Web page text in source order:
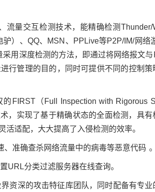
流量交互检测技术，能精确检测Thunder/
）、QQ、MSN、PPLive等P2P/IM/网络
用深度检测的方法，即通过将网络报文与
行管理的目的，同时可提供不同的控制策
FIRST（Full Inspection with Rigorous
，实现了基于精确状态的全面检测，具有
适配，大大提高了入侵检测的效率。
准确查杀网络流量中的病毒等恶意代码 。
URL分类过滤服务器在线查询。
资深的攻击特征库团队，同时配备有专业